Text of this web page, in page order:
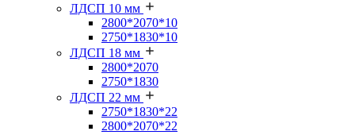
ЛДСП 10 мм
2800*2070*10
2750*1830*10
ЛДСП 18 мм
2800*2070
2750*1830
ЛДСП 22 мм
2750*1830*22
2800*2070*22